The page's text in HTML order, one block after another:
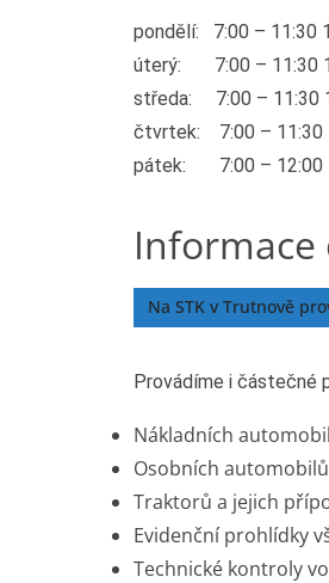
pondělí: 7:00 – 11:30
úterý: 7:00 – 11:30
středa: 7:00 – 11:30
čtvrtek: 7:00 –
pátek: 7:00 – 12:00
Na STK v Trutnově
Provádíme i částečné
Nákladních
Osobních
Traktorů a jejich
Evidenční prohlídky
Technické kontroly